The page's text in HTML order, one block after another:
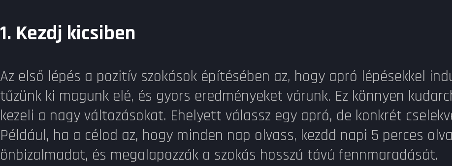
1. Kezdj kicsiben
Az első lépés a pozitív szokások építésében az, hogy apró lépésekkel
tűzünk ki magunk elé, és gyors eredményeket várunk. Ez könnyen
kezeli a nagy változásokat. Ehelyett válassz egy apró, de konkrét
Például, ha a célod az, hogy minden nap olvass, kezdd napi 5 perces
önbizalmadat, és megalapozzák a szokás hosszú távú fennmaradását.